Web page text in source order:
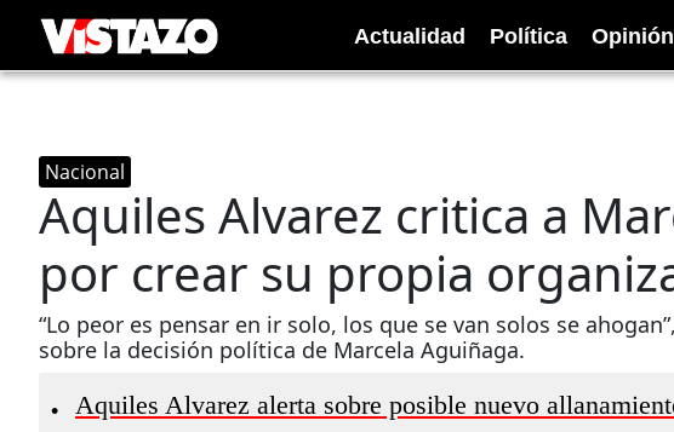
Actualidad Política Opinión
Nacional
Aquiles Alvarez critica a
por crear su propia
“Lo peor es pensar en ir solo, los que se van solos se
sobre la decisión política de Marcela Aguiñaga.
• Aquiles Alvarez alerta sobre posible nuevo